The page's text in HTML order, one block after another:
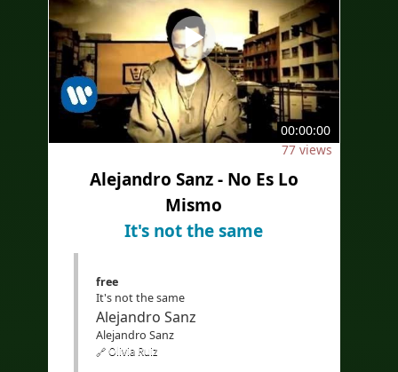
00:00:00
77 views
Alejandro Sanz - No Es Lo
Mismo
It's not the same
free
It's not the same
Alejandro Sanz
Alejandro Sanz
🔗 Olivia Ruiz